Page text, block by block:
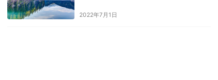
2022年7月1日